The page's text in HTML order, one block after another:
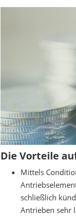
Die Vorteile
Mittels
schließlich
Antrieben sehr